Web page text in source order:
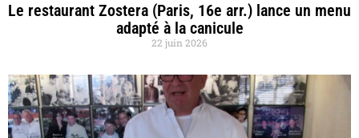
Le restaurant Zostera (Paris, 16e arr.) lance un menu
adapté à la canicule
22 juin 2026